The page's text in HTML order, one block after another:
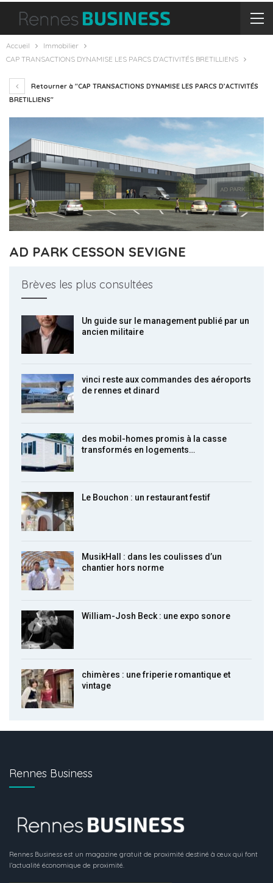
Accueil
Immobilier
CAP TRANSACTIONS DYNAMISE LES PARCS D’ACTIVITÉS BRETILLIENS
Retourner à "CAP TRANSACTIONS DYNAMISE LES PARCS D’ACTIVITÉS
BRETILLIENS"
AD PARK CESSON SEVIGNE
Brèves les plus consultées
Un guide sur le management publié par un
ancien militaire
vinci reste aux commandes des aéroports
de rennes et dinard
des mobil-homes promis à la casse
transformés en logements…
Le Bouchon : un restaurant festif
MusikHall : dans les coulisses d’un
chantier hors norme
William-Josh Beck : une expo sonore
chimères : une friperie romantique et
vintage
Rennes Business
Rennes Business est un magazine gratuit de proximité destiné à ceux qui font
l’actualité économique de proximité.